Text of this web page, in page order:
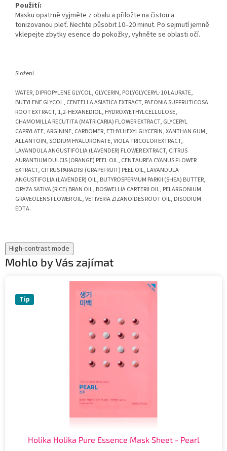
Použití:
Masku opatrně vyjměte z obalu a přiložte na čistou a
tonizovanou pleť. Nechte působit 10–20 minut. Po sejmutí jemně
vklepejte zbytky esence do pokožky, vyhněte se oblasti očí.
Složení
WATER, DIPROPYLENE GLYCOL, GLYCERIN, POLYGLYCERYL-10 LAURATE,
BUTYLENE GLYCOL, CENTELLA ASIATICA EXTRACT, PAEONIA SUFFRUTICOSA
ROOT EXTRACT, 1,2-HEXANEDIOL, HYDROXYETHYLCELLULOSE,
CHAMOMILLA RECUTITA (MATRICARIA) FLOWER EXTRACT, GLYCERYL
CAPRYLATE, ARGININE, CARBOMER, ETHYLHEXYLGLYCERIN, XANTHAN GUM,
ALLANTOIN, SODIUM HYALURONATE, VIOLA TRICOLOR EXTRACT,
LAVANDULA ANGUSTIFOLIA (LAVENDER) FLOWER EXTRACT, CITRUS
AURANTIUM DULCIS (ORANGE) PEEL OIL, CENTAUREA CYANUS FLOWER
EXTRACT, CITRUS PARADISI (GRAPEFRUIT) PEEL OIL, LAVANDULA
ANGUSTIFOLIA (LAVENDER) OIL, BUTYROSPERMUM PARKII (SHEA) BUTTER,
ORYZA SATIVA (RICE) BRAN OIL, BOSWELLIA CARTERII OIL, PELARGONIUM
GRAVEOLENS FLOWER OIL, VETIVERIA ZIZANOIDES ROOT OIL, DISODIUM
EDTA.
High-contrast mode
Mohlo by Vás zajímat
Tip
Holika Holika Pure Essence Mask Sheet - Pearl